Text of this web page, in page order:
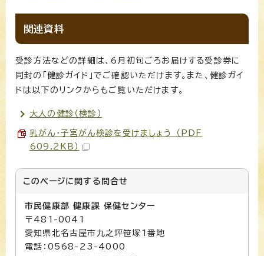
関連資料
受診方法などの詳細は、6月初旬ごろお届けする受診券に
同封の「健診ガイド」でご確認いただけます。また、健診ガイ
ドは以下のリンクからもご覧いただけます。
大人の健診（検診）
乳がん・子宮がん検診を受けましょう （PDF
609.2KB）
このページに関する 問合せ
市民健康部 健康課 保健センター
〒481-0041
愛知県北名古屋市九之坪笹塚1番地
電話：0568-23-4000